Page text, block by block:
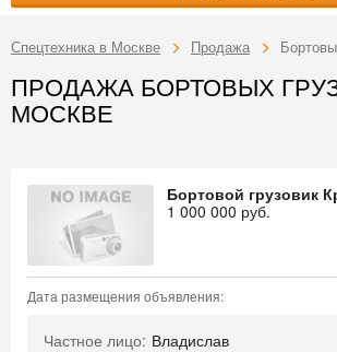
Спецтехника в Москве Продажа
ПРОДАЖА БОРТОВЫХ
МОСКВЕ
Бортовой грузовик
1 000 000 руб.
Дата размещения объявления:
Частное лицо: Владислав